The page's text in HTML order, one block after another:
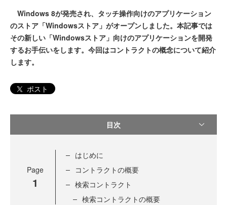
Windows 8が発売され、タッチ操作向けのアプリケーション
のストア「Windowsストア」がオープンしました。本記事では
その新しい「Windowsストア」向けのアプリケーションを開発
するお手伝いをします。今回はコントラクトの概念について紹介
します。
ポスト
目次
Page
1
はじめに
コントラクトの概要
検索コントラクト
検索コントラクトの概要